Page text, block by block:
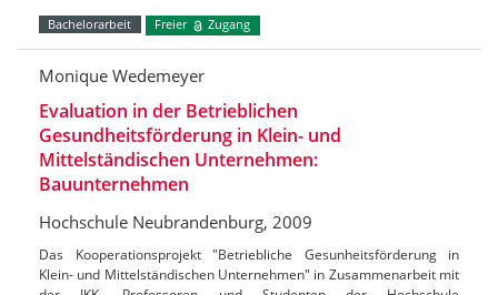
Bachelorarbeit Freier Zugang
Monique Wedemeyer
Evaluation in der Betrieblichen
Gesundheitsförderung in Klein- und
Mittelständischen Unternehmen:
Bauunternehmen
Hochschule Neubrandenburg, 2009
Das Kooperationsprojekt "Betriebliche Gesunheitsförderung in
Klein- und Mittelständischen Unternehmen" in Zusammenarbeit mit